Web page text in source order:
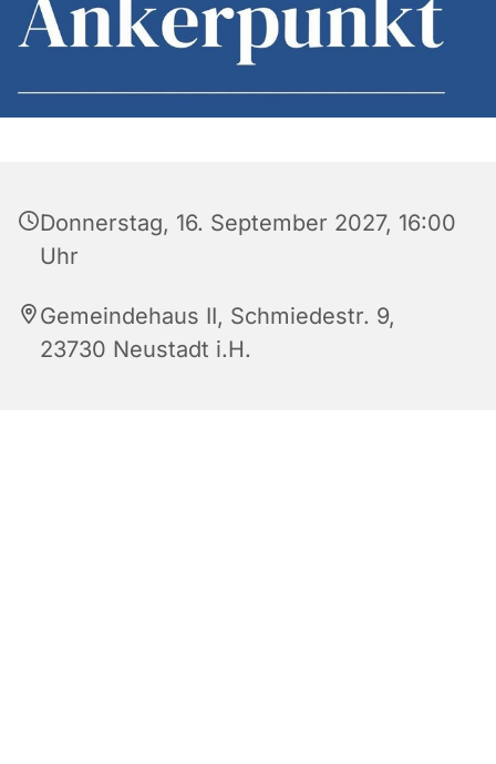
Donnerstag, 16. September 2027, 16:00
Uhr
Gemeindehaus II, Schmiedestr. 9,
23730 Neustadt i.H.